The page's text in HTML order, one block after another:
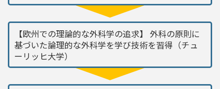
【欧州での理論的な外科学の追求】 外科の原則に
基づいた論理的な外科学を学び技術を習得（チュ
ーリッヒ大学）